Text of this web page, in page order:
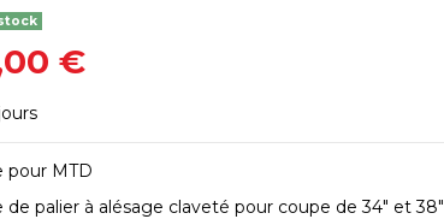
€
pour MTD
de palier à alésage claveté pour coupe de 34" et 38"